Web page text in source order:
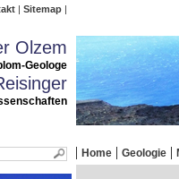
Sitemap
Olzem
Geologe
Home Geologie